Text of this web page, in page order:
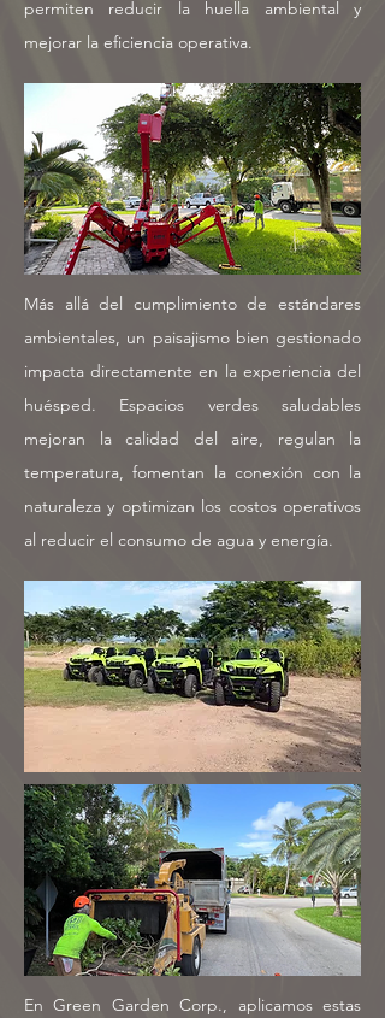
permiten reducir la huella ambiental y
mejorar la eficiencia operativa.
Más allá del cumplimiento de estándares
ambientales, un paisajismo bien gestionado
impacta directamente en la experiencia del
huésped. Espacios verdes saludables
mejoran la calidad del aire, regulan la
temperatura, fomentan la conexión con la
naturaleza y optimizan los costos operativos
al reducir el consumo de agua y energía.
En Green Garden Corp., aplicamos estas